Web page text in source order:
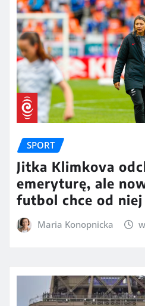
SPORT
Jitka Klimkova
emeryturę, ale
futbol chce od
Maria Konopnicka